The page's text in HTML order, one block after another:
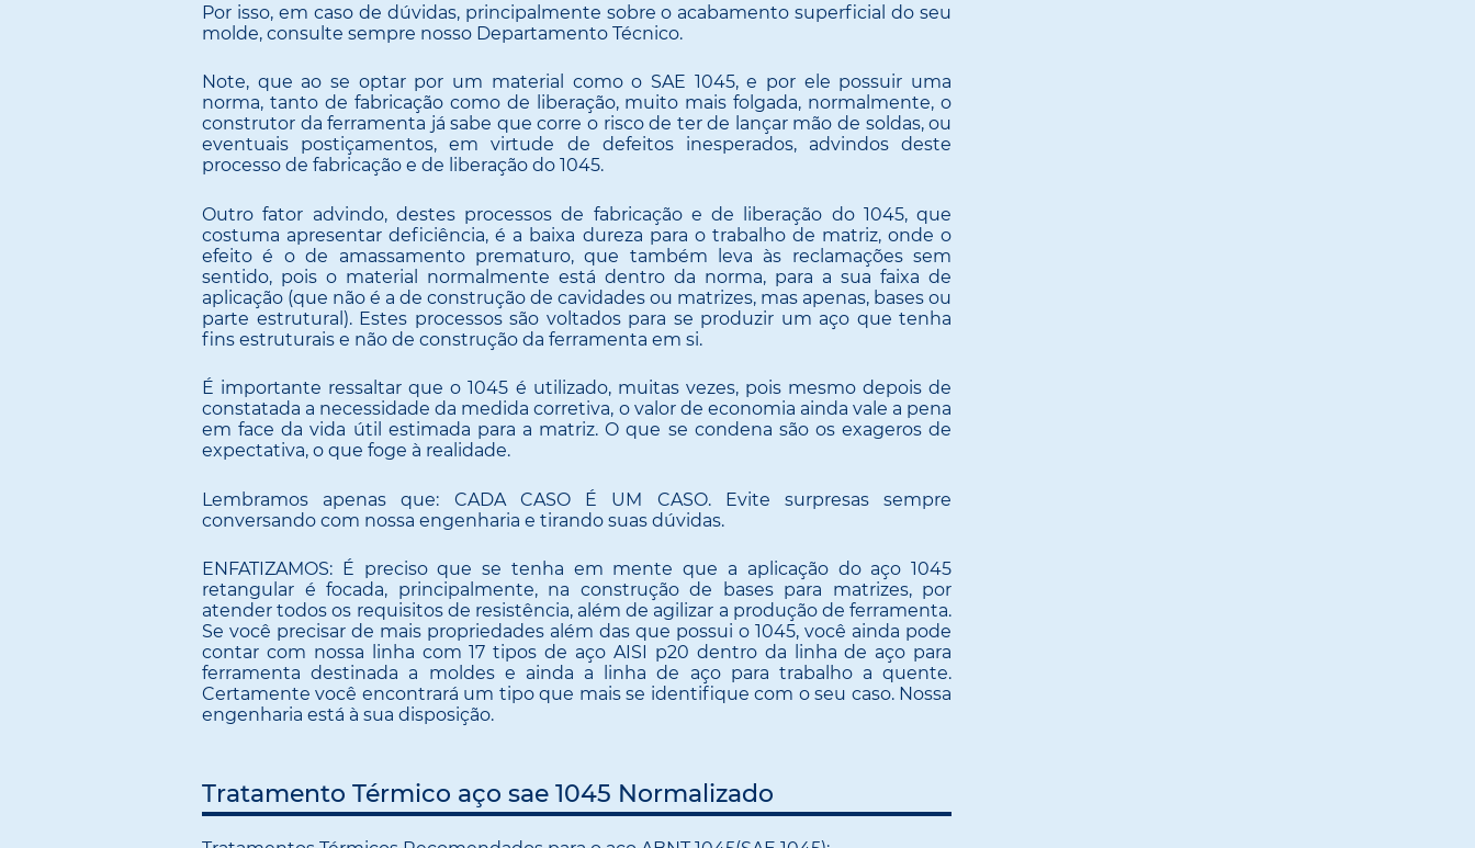
Por isso, em caso de dúvidas, principalmente sobre o acabamento superficial do seu
molde, consulte sempre nosso Departamento Técnico.
Note, que ao se optar por um material como o SAE 1045, e por ele possuir uma
norma, tanto de fabricação como de liberação, muito mais folgada, normalmente, o
construtor da ferramenta já sabe que corre o risco de ter de lançar mão de soldas, ou
eventuais postiçamentos, em virtude de defeitos inesperados, advindos deste
processo de fabricação e de liberação do 1045.
Outro fator advindo, destes processos de fabricação e de liberação do 1045, que
costuma apresentar deficiência, é a baixa dureza para o trabalho de matriz, onde o
efeito é o de amassamento prematuro, que também leva às reclamações sem
sentido, pois o material normalmente está dentro da norma, para a sua faixa de
aplicação (que não é a de construção de cavidades ou matrizes, mas apenas, bases ou
parte estrutural). Estes processos são voltados para se produzir um aço que tenha
fins estruturais e não de construção da ferramenta em si.
É importante ressaltar que o 1045 é utilizado, muitas vezes, pois mesmo depois de
constatada a necessidade da medida corretiva, o valor de economia ainda vale a pena
em face da vida útil estimada para a matriz. O que se condena são os exageros de
expectativa, o que foge à realidade.
Lembramos apenas que: CADA CASO É UM CASO. Evite surpresas sempre
conversando com nossa engenharia e tirando suas dúvidas.
ENFATIZAMOS: É preciso que se tenha em mente que a aplicação do aço 1045
retangular é focada, principalmente, na construção de bases para matrizes, por
atender todos os requisitos de resistência, além de agilizar a produção de ferramenta.
Se você precisar de mais propriedades além das que possui o 1045, você ainda pode
contar com nossa linha com 17 tipos de aço AISI p20 dentro da linha de aço para
ferramenta destinada a moldes e ainda a linha de aço para trabalho a quente.
Certamente você encontrará um tipo que mais se identifique com o seu caso. Nossa
engenharia está à sua disposição.
Tratamento Térmico aço sae 1045 Normalizado